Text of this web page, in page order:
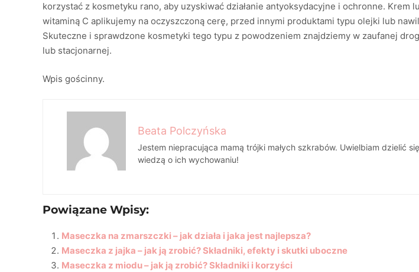
korzystać z kosmetyku rano, aby uzyskiwać działanie antyoksydacyjne i ochronne. Krem
witaminą C aplikujemy na oczyszczoną cerę, przed innymi produktami typu olejki lub
Skuteczne i sprawdzone kosmetyki tego typu z powodzeniem znajdziemy w zaufanej
lub stacjonarnej.
Wpis gościnny.
Beata Polczyńska
Jestem niepracująca mamą trójki małych szkrabów. Uwielbiam dzielić
wiedzą o ich wychowaniu!
Powiązane Wpisy:
Maseczka na zmarszczki – jak działa i jaka jest najlepsza?
Maseczka z jajka – jak ją zrobić? Składniki, efekty i skutki uboczne
Maseczka z miodu – jak ją zrobić? Składniki i korzyści